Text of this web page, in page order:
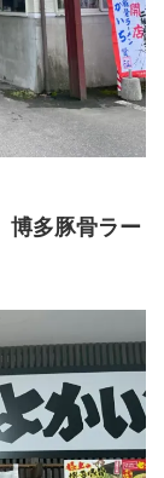
博多豚骨ラー